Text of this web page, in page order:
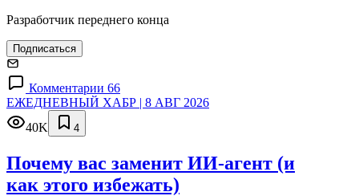
Разработчик переднего конца
Подписаться
Комментарии 66
ЕЖЕДНЕВНЫЙ ХАБР | 8 АВГ 2026
40K
4
Почему вас заменит ИИ‑агент (и
как этого избежать)